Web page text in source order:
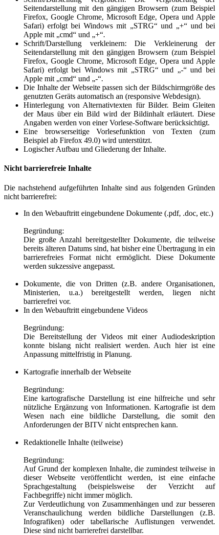
Seitendarstellung mit den gängigen Browsern (zum Beispiel
Firefox, Google Chrome, Microsoft Edge, Opera und Apple
Safari) erfolgt bei Windows mit „STRG“ und „+“ und bei
Apple mit „cmd“ und „+“.
Schrift/Darstellung verkleinern: Die Verkleinerung der
Seitendarstellung mit den gängigen Browsern (zum Beispiel
Firefox, Google Chrome, Microsoft Edge, Opera und Apple
Safari) erfolgt bei Windows mit „STRG“ und „-“ und bei
Apple mit „cmd“ und „-“.
Die Inhalte der Webseite passen sich der Bildschirmgröße des
genutzten Geräts automatisch an (responsive Webdesign).
Hinterlegung von Alternativtexten für Bilder. Beim Gleiten
der Maus über ein Bild wird der Bildinhalt erläutert. Diese
Angaben werden von einer Vorlese-Software berücksichtigt.
Eine browserseitige Vorlesefunktion von Texten (zum
Beispiel ab Firefox 49.0) wird unterstützt.
Logischer Aufbau und Gliederung der Inhalte.
Nicht barrierefreie Inhalte
Die nachstehend aufgeführten Inhalte sind aus folgenden Gründen
nicht barrierefrei:
In den Webauftritt eingebundene Dokumente (.pdf, .doc, etc.)
Begründung:
Die große Anzahl bereitgestellter Dokumente, die teilweise
bereits älteren Datums sind, hat bisher eine Übertragung in ein
barrierefreies Format nicht ermöglicht. Diese Dokumente
werden sukzessive angepasst.
Dokumente, die von Dritten (z.B. andere Organisationen,
Ministerien, u.a.) bereitgestellt werden, liegen nicht
barrierefrei vor.
In den Webauftritt eingebundene Videos
Begründung:
Die Bereitstellung der Videos mit einer Audiodeskription
konnte bislang nicht realisiert werden. Auch hier ist eine
Anpassung mittelfristig in Planung.
Kartografie innerhalb der Webseite
Begründung:
Eine kartografische Darstellung ist eine hilfreiche und sehr
nützliche Ergänzung von Informationen. Kartografie ist dem
Wesen nach eine bildliche Darstellung, die somit den
Anforderungen der BITV nicht entsprechen kann.
Redaktionelle Inhalte (teilweise)
Begründung:
Auf Grund der komplexen Inhalte, die zumindest teilweise in
dieser Webseite veröffentlicht werden, ist eine einfache
Sprachgestaltung (beispielsweise der Verzicht auf
Fachbegriffe) nicht immer möglich.
Zur Verdeutlichung von Zusammenhängen und zur besseren
Veranschaulichung werden bildliche Darstellungen (z.B.
Infografiken) oder tabellarische Auflistungen verwendet.
Diese sind nicht barrierefrei darstellbar.